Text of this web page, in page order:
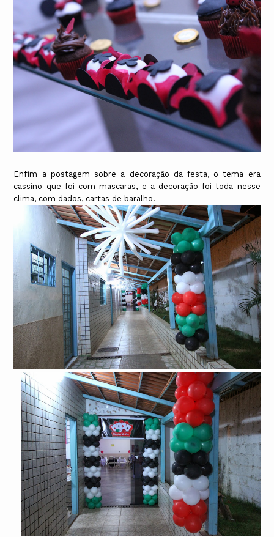
Enfim a postagem sobre a decoração da festa, o tema era
cassino que foi com mascaras, e a decoração foi toda nesse
clima, com dados, cartas de baralho.